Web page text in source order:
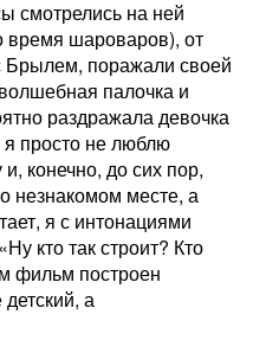
смотрелись на ней
время шароваров), от
Брылем, поражали своей
палочка и
раздражала девочка
просто не люблю
конечно, до сих пор,
незнакомом месте, а
я с интонациями
кто так строит? Кто
фильм построен
а